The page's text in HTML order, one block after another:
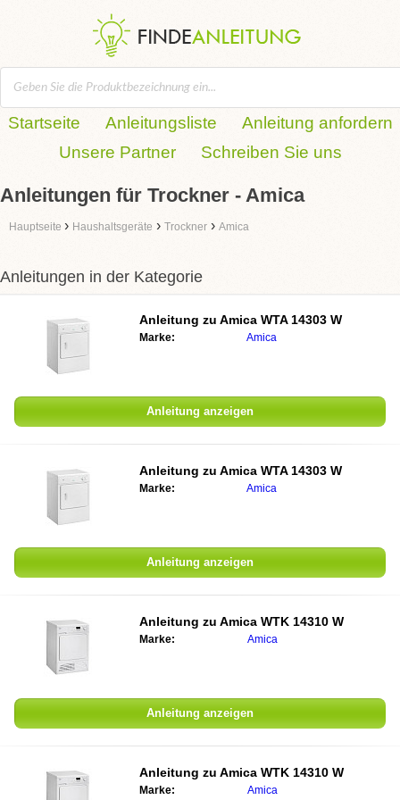
Startseite Anleitungsliste
Anleitung anfordern
Unsere Partner
Schreiben Sie uns
Anleitungen für Trockner - Amica
Hauptseite › Haushaltsgeräte › Trockner › Amica
Anleitungen in der Kategorie
Anleitung zu Amica WTA 14303 W
Marke: Amica
Anleitung anzeigen
Anleitung zu Amica WTA 14303 W
Marke: Amica
Anleitung anzeigen
Anleitung zu Amica WTK 14310 W
Marke: Amica
Anleitung anzeigen
Anleitung zu Amica WTK 14310 W
Marke: Amica